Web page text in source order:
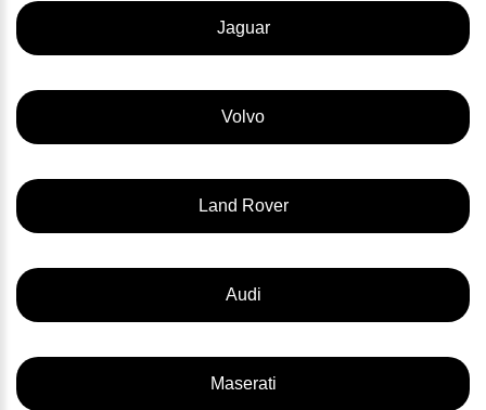
Jaguar
Volvo
Land Rover
Audi
Maserati